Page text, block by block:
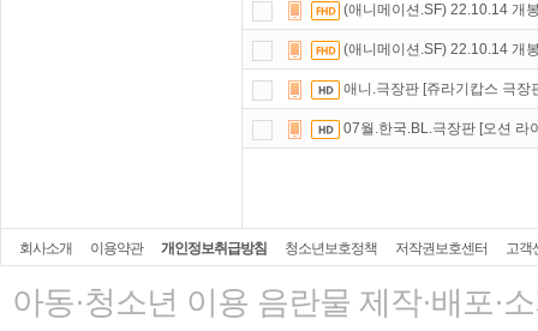
(애니메이션.SF) 22.10.14 개
(애니메이션.SF) 22.10.14 개
애니.극장판 [쥬라기캅스 극장
07월.한국.BL.극장판 [오션 라
회사소개 이용약관 개인정보취급방침 청소년보호정책 저작권보호센터 고객
아동·청소년 이용 음란물 제작·배포·